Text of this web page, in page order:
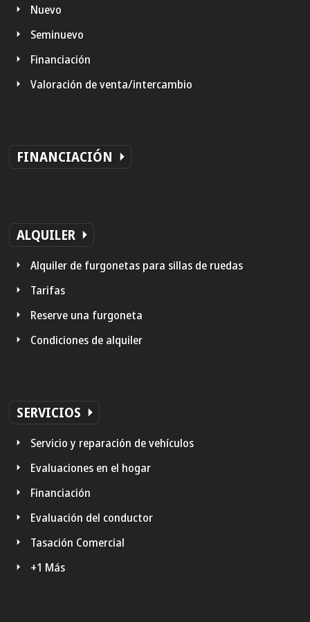
Nuevo
Seminuevo
Financiación
Valoración de venta/intercambio
FINANCIACIÓN
ALQUILER
Alquiler de furgonetas para sillas de ruedas
Tarifas
Reserve una furgoneta
Condiciones de alquiler
SERVICIOS
Servicio y reparación de vehículos
Evaluaciones en el hogar
Financiación
Evaluación del conductor
Tasación Comercial
+1 Más